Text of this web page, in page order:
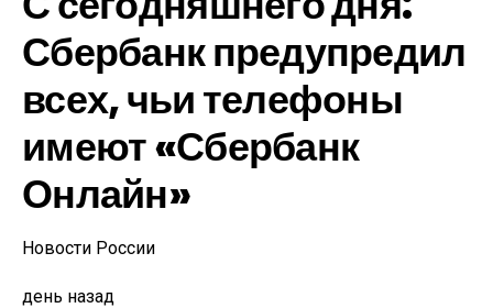
Сбербанк предупредил
всех, чьи телефоны
имеют «Сбербанк
Онлайн»
Новости России
день назад